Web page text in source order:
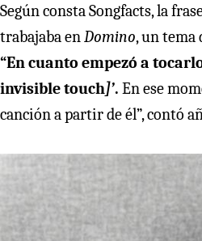
Según consta Songfacts, la
trabajaba enDomino, un tema
“En cuanto empezó a
invisible touch]’. En ese
canción a partir de él”, contó